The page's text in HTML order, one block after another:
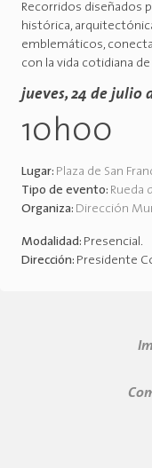
Recorridos diseñados
histórica,
emblemáticos,
con la vida cotidiana
jueves, 24 de julio
10h00
Lugar: Plaza de San
Tipo de evento: Rueda
Organiza: Dirección
Modalidad: Presencial.
Dirección: Presidente